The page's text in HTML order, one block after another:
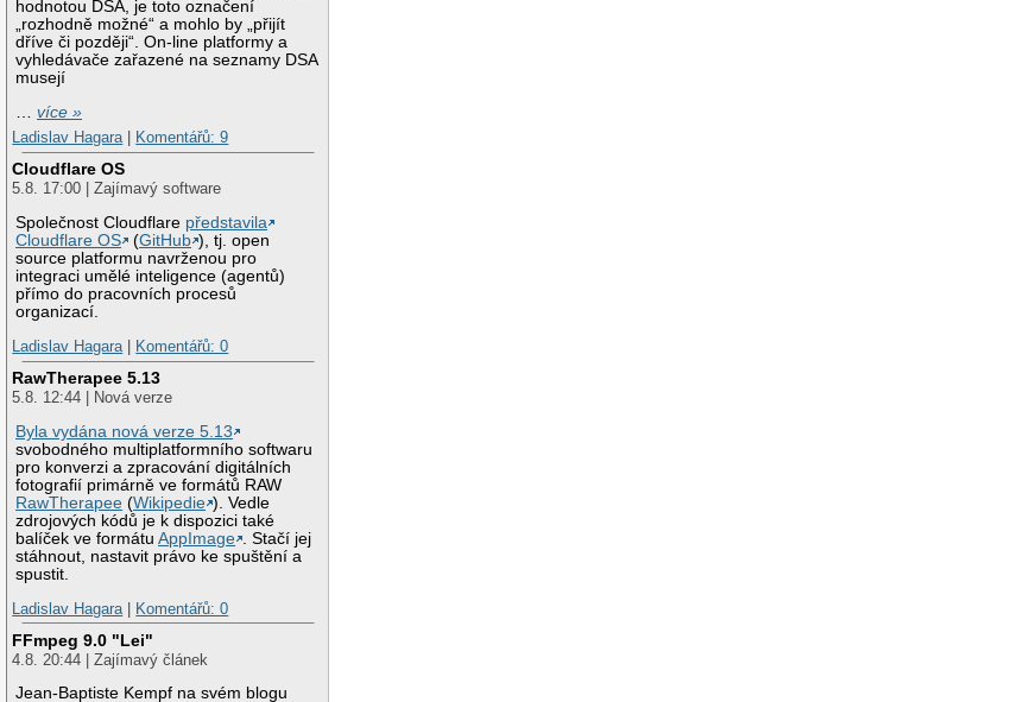
hodnotou DSA, je toto označení
„rozhodně možné“ a mohlo by „přijít
dříve či později“. On-line platformy a
vyhledávače zařazené na seznamy DSA
musejí
…více »
Ladislav Hagara| Komentářů: 9
Cloudflare OS
5.8. 17:00 | Zajímavý software
Společnost Cloudflare představila
Cloudflare OS
(GitHub ), tj. open
source platformu navrženou pro
integraci umělé inteligence (agentů)
přímo do pracovních procesů
organizací.
Ladislav Hagara| Komentářů: 0
RawTherapee 5.13
5.8. 12:44 | Nová verze
Byla vydána nová verze 5.13
svobodného multiplatformního softwaru
pro konverzi a zpracování digitálních
fotografií primárně ve formátů RAW
RawTherapee (Wikipedie ). Vedle
zdrojových kódů je k dispozici také
balíček ve formátuAppImage
. Stačí jej
stáhnout, nastavit právo ke spuštění a
spustit.
Ladislav Hagara| Komentářů: 0
FFmpeg 9.0 "Lei"
4.8. 20:44 | Zajímavý článek
Jean-Baptiste Kempf na svém blogu